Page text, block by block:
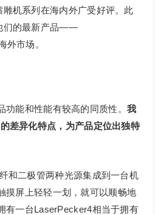
机系列在海内外广受好评。此
们的最新产品——
外市场。
能和性能有较高的同质性。 我
差异化特点，为产品定位出独特
和二极管两种光源集成到一台机
摸屏上轻轻一划，就可以顺畅地
有一台LaserPecker4相当于拥有